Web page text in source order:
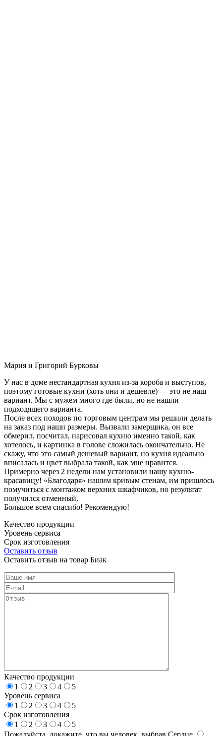
Мария и Григорий Бурковы
У нас в доме нестандартная кухня из-за короба и выступов,
поэтому готовые кухни (хоть они и дешевле) — это не наш
вариант. Мы с мужем много где были, но не нашли
подходящего варианта.
После всех походов по торговым центрам мы решили делать
на заказ под наши размеры. Вызвали замерщика, он все
обмерил, посчитал, нарисовал кухню именно такой, как
хотелось, и картинка в голове сложилась окончательно. Не
скажу, что это самый дешевый вариант, но кухня идеально
вписалась и цвет выбрала такой, как мне нравится.
Примерно через 2 недели нам установили нашу кухню-
красавицу! «Благодаря» нашим кривым стенам, им пришлось
помучиться с монтажом верхних шкафчиков, но результат
получился отменный.
Большое всем спасибо! Рекомендую!
Качество продукции
Уровень сервиса
Срок изготовления
Оставить отзыв
Оставить отзыв на товар Биак
Качество продукции
1
2 3 4
5
Уровень сервиса
1
2 3 4
5
Срок изготовления
1
2 3 4
5
Пожалуйста, докажите, что вы человек, выбрав Сердце.